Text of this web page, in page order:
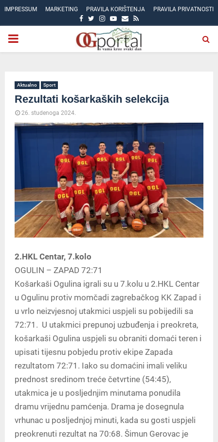
IMPRESSUM MARKETING PRAVILA KORIŠTENJA PRAVILA PRIVATNOSTI
FACEBOOK
TWITTER
INSTAGRAM
YOUTUBE
EMAIL
RSS
PRIMARY
Aktualno Sport
Rezultati košarkaških selekcija
26. studenoga 2024.
2.HKL Centar, 7.kolo
OGULIN – ZAPAD 72:71
Košarkaši Ogulina igrali su u 7.kolu u 2.HKL Centar
u Ogulinu protiv momčadi zagrebačkog KK Zapad i
u vrlo neizvjesnoj utakmici uspjeli su pobijedili sa
72:71. U utakmici prepunoj uzbuđenja i preokreta,
košarkaši Ogulina uspjeli su obraniti domaći teren i
upisati tijesnu pobjedu protiv ekipe Zapada
rezultatom 72:71. Iako su domaćini imali veliku
prednost sredinom treće četvrtine (54:45),
utakmica je u posljednjim minutama ponudila
dramu vrijednu pamćenja. Drama je dosegnula
vrhunac u posljednjoj minuti, kada su gosti uspjeli
preokrenuti rezultat na 70:68. Šimun Gerovac je